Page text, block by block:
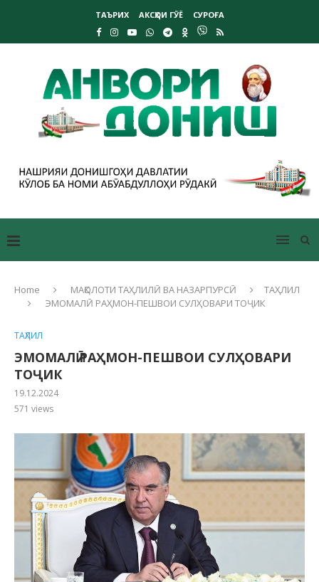
ТАЪРИХ АКСҲОИ ГӮЁ СУРОҒА
Home МАҚОЛОТИ ТАҲЛИЛӢ ВА НАЗАРПУРСӢ
ТАҲЛИЛ
ЭМОМАЛӢ РАҲМОН-ПЕШВОИ СУЛҲОВАРИ ТОҶИК
ТАҲЛИЛ
ЭМОМАЛӢ РАҲМОН-ПЕШВОИ СУЛҲОВАРИ
ТОҶИК
19.12.2024
571 views